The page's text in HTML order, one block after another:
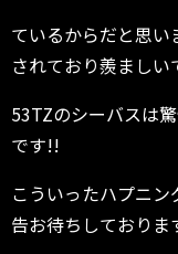
ているからだと思い
されており羨ましい
53TZのシーバスは
です!!
こういったハプニ
告お待ちしておりま